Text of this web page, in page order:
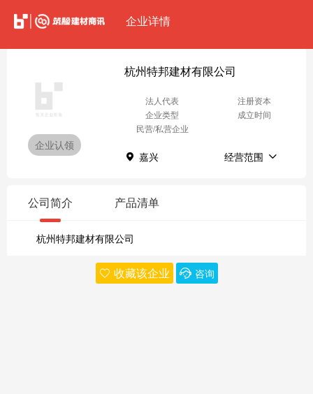
企业详情
企业认领
杭州特邦建材有限公司
法人代表
注册资本
企业类型
民营/私营企业
成立时间
嘉兴 经营范围
公司简介 产品清单
杭州特邦建材有限公司
收藏该企业 咨询